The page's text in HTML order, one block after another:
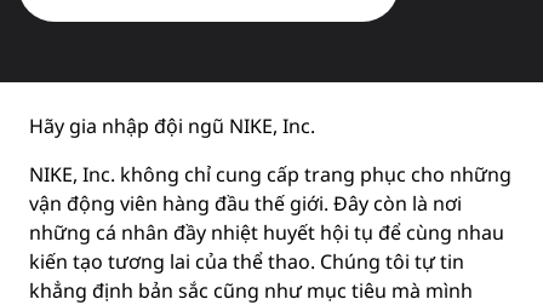
Hãy gia nhập đội ngũ NIKE, Inc.
NIKE, Inc. không chỉ cung cấp trang phục cho những
vận động viên hàng đầu thế giới. Đây còn là nơi
những cá nhân đầy nhiệt huyết hội tụ để cùng nhau
kiến tạo tương lai của thể thao. Chúng tôi tự tin
khẳng định bản sắc cũng như mục tiêu mà mình